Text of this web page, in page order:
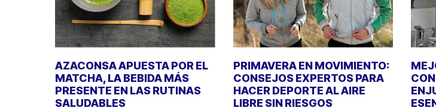
AZACONSA APUESTA POR EL
MATCHA, LA BEBIDA MÁS
PRESENTE EN LAS RUTINAS
SALUDABLES
PRIMAVERA EN MOVIMIENTO:
CONSEJOS EXPERTOS PARA
HACER DEPORTE AL AIRE
LIBRE SIN RIESGOS